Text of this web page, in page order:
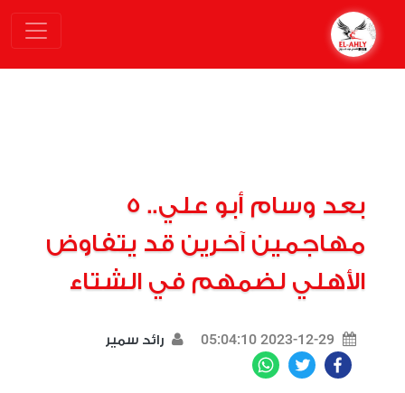
بعد وسام أبو علي.. 5
مهاجمين آخرين قد يتفاوض
الأهلي لضمهم في الشتاء
2023-12-29 05:04:10 رائد سمير
Facebook
Twitter